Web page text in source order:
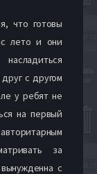
что готовы
лето и они
с другом
у ребят не
на первый
за
с